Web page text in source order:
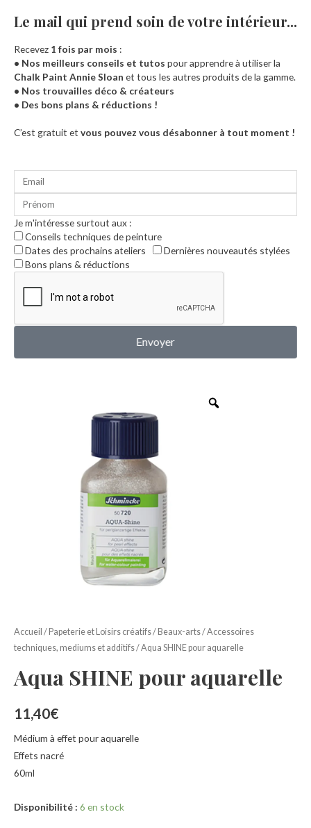
Accueil
Accueil / Papeterie et Loisirs créatifs/ Beaux-arts/Accessoires
techniques, mediums et additifs/ Aqua SHINE pour aquarelle
Aqua SHINE pour aquarelle
11,40€
Médium à effet pour aquarelle
Effets nacré
60ml
Disponibilité : 6 en stock
Le mail qui prend soin de votre intérieur...​
Recevez 1 fois par mois :
• Nos meilleurs conseils et tutos pour apprendre à utiliser la
Chalk Paint Annie Sloan et tous les autres produits de la gamme.
• Nos trouvailles déco & créateurs
• Des bons plans & réductions !
C’est gratuit et vous pouvez vous désabonner à tout moment !
Je m'intéresse surtout aux :
Conseils techniques de peinture
Dates des prochains ateliers
Dernières nouveautés stylées
Bons plans & réductions
Envoyer